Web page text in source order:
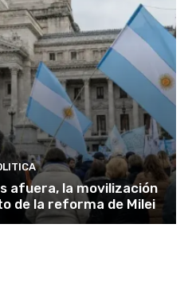
afuera, la movilización
de la reforma de Milei